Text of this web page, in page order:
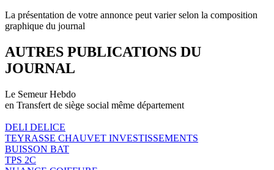
La présentation de votre annonce peut varier selon la composition
graphique du journal
AUTRES PUBLICATIONS DU
JOURNAL
Le Semeur Hebdo
en Transfert de siège social même département
DELI DELICE
TEYRASSE CHAUVET INVESTISSEMENTS
BUISSON BAT
TPS 2C